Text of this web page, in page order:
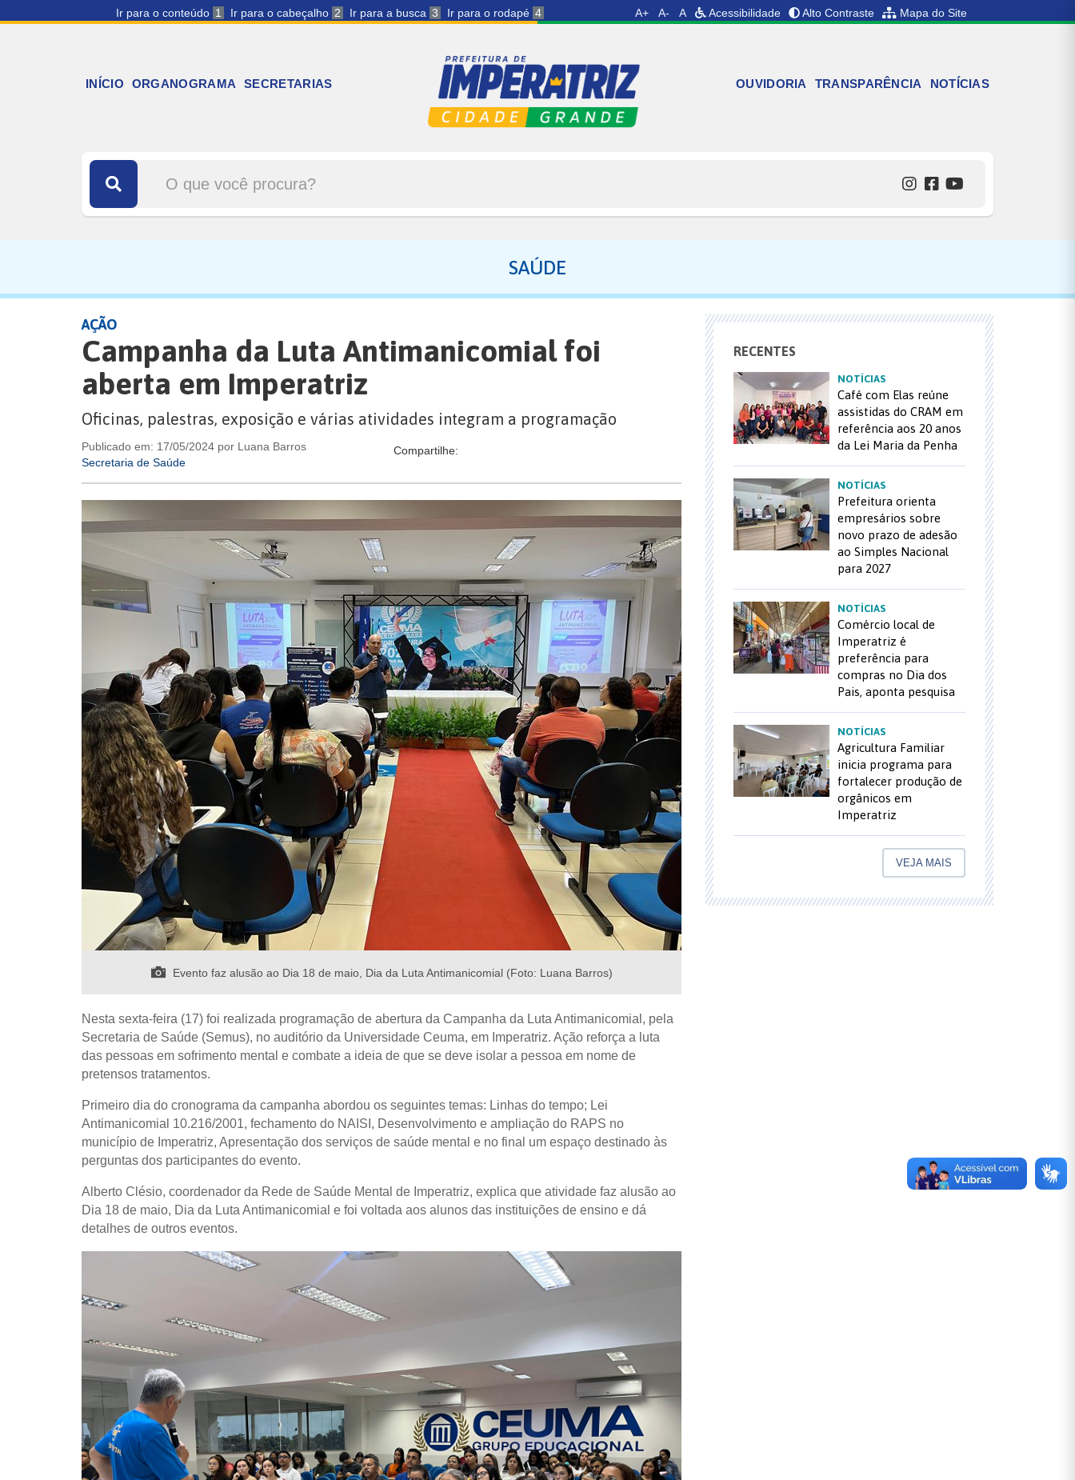
Ir para o conteúdo 1 Ir para o cabeçalho 2 Ir para a busca 3 Ir para o rodapé 4 A+ A- A Acessibilidade Alto Contraste Mapa do Site
INÍCIO ORGANOGRAMA SECRETARIAS OUVIDORIA TRANSPARÊNCIA NOTÍCIAS
SAÚDE
AÇÃO
Campanha da Luta Antimanicomial foi
aberta em Imperatriz
Oficinas, palestras, exposição e várias atividades integram a programação
Publicado em: 17/05/2024 por Luana Barros
Secretaria de Saúde
Compartilhe:
Evento faz alusão ao Dia 18 de maio, Dia da Luta Antimanicomial (Foto: Luana Barros)
Nesta sexta-feira (17) foi realizada programação de abertura da Campanha da Luta Antimanicomial, pela
Secretaria de Saúde (Semus), no auditório da Universidade Ceuma, em Imperatriz. Ação reforça a luta
das pessoas em sofrimento mental e combate a ideia de que se deve isolar a pessoa em nome de
pretensos tratamentos.
Primeiro dia do cronograma da campanha abordou os seguintes temas: Linhas do tempo; Lei
Antimanicomial 10.216/2001, fechamento do NAISI, Desenvolvimento e ampliação do RAPS no
município de Imperatriz, Apresentação dos serviços de saúde mental e no final um espaço destinado às
perguntas dos participantes do evento.
Alberto Clésio, coordenador da Rede de Saúde Mental de Imperatriz, explica que atividade faz alusão ao
Dia 18 de maio, Dia da Luta Antimanicomial e foi voltada aos alunos das instituições de ensino e dá
detalhes de outros eventos.
RECENTES
NOTÍCIAS
Café com Elas reúne
assistidas do CRAM em
referência aos 20 anos
da Lei Maria da Penha
NOTÍCIAS
Prefeitura orienta
empresários sobre
novo prazo de adesão
ao Simples Nacional
para 2027
NOTÍCIAS
Comércio local de
Imperatriz é
preferência para
compras no Dia dos
Pais, aponta pesquisa
NOTÍCIAS
Agricultura Familiar
inicia programa para
fortalecer produção de
orgânicos em
Imperatriz
VEJA MAIS